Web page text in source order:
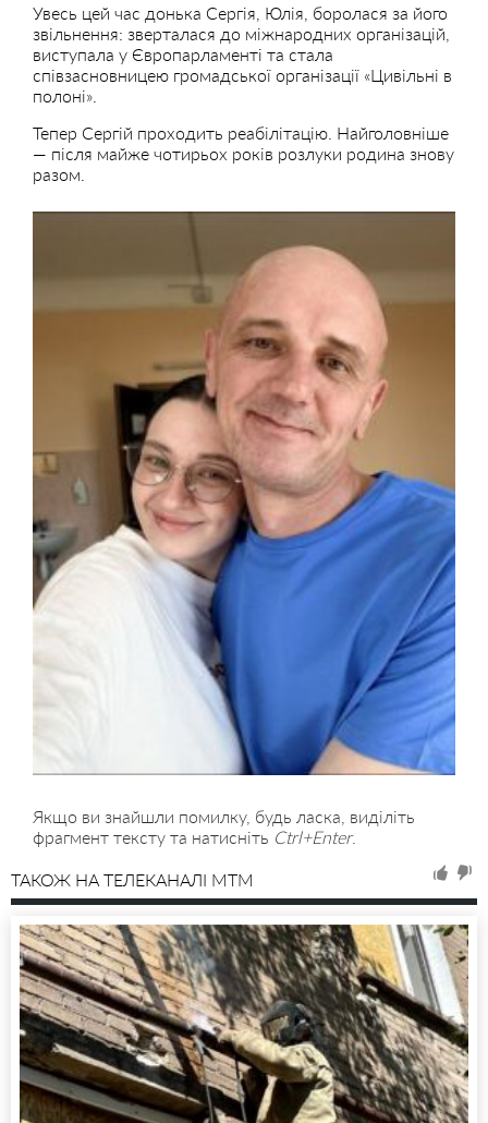
Увесь цей час донька Сергія, Юлія, боролася за його
звільнення: зверталася до міжнародних організацій,
виступала у Європарламенті та стала
співзасновницею громадської організації «Цивільні в
полоні».
Тепер Сергій проходить реабілітацію. Найголовніше
— після майже чотирьох років розлуки родина знову
разом.
Якщо ви знайшли помилку, будь ласка, виділіть
фрагмент тексту та натисніть Ctrl+Enter.
ТАКОЖ НА ТЕЛЕКАНАЛІ MTM